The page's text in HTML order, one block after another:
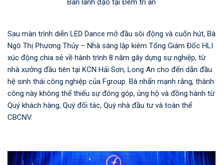
Ban lãnh đạo tại Đêm tri ân
Sau màn trình diễn LED Dance mở đầu sôi động và cuốn hút, Bà
Ngô Thị Phương Thủy – Nhà sáng lập kiêm Tổng Giám Đốc HLI
xúc động chia sẻ về hành trình 8 năm gây dựng sự nghiệp, từ
nhà xưởng đầu tiên tại KCN Hải Sơn, Long An cho đến dẫn đầu
hệ sinh thái công nghiệp của Fgroup. Bà nhấn mạnh rằng, thành
công này không thể thiếu sự đóng góp, ủng hộ và đồng hành từ
Quý khách hàng, Quý đối tác, Quý nhà đầu tư và toàn thể
CBCNV.